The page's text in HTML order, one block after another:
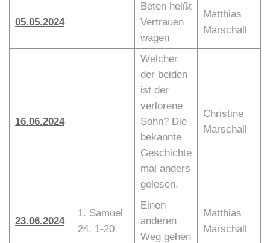
05.05.2024
Beten heißt
Vertrauen
wagen
Matthias
Marschall
16.06.2024
Welcher
der beiden
ist der
verlorene
Sohn? Die
bekannte
Geschichte
mal anders
gelesen.
Christine
Marschall
23.06.2024
1. Samuel
24, 1-20
Einen
anderen
Weg gehen
Matthias
Marschall